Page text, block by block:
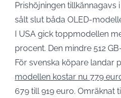
Prishöjningen tillkännagavs i
sålt slut båda OLED-
I USA gick toppmodellen
procent. Den mindre 512
För svenska köpare landar
modellen kostar nu 779
679 till 919 euro.